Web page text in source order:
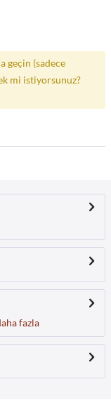
geçin (sadece
mi istiyorsunuz?
fazla